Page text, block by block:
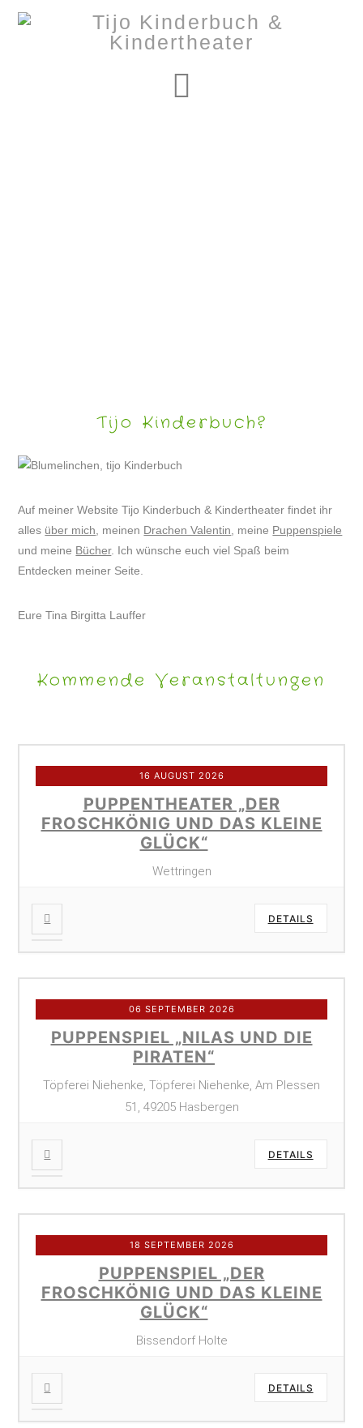
Tijo Kinderbuch?
Auf meiner Website Tijo Kinderbuch & Kindertheater findet ihr
alles über mich , meinen Drachen Valentin , meine Puppenspiele
und meine Bücher. Ich wünsche euch viel Spaß beim
Entdecken meiner Seite.
Eure Tina Birgitta Lauffer
Kommende Veranstaltungen
16 AUGUST 2026
PUPPENTHEATER „DER
FROSCHKÖNIG UND DAS KLEINE
GLÜCK“
Wettringen
DETAILS
06 SEPTEMBER 2026
PUPPENSPIEL „NILAS UND DIE
PIRATEN“
Töpferei Niehenke, Töpferei Niehenke, Am Plessen
51, 49205 Hasbergen
DETAILS
18 SEPTEMBER 2026
PUPPENSPIEL „DER
FROSCHKÖNIG UND DAS KLEINE
GLÜCK“
Bissendorf Holte
DETAILS